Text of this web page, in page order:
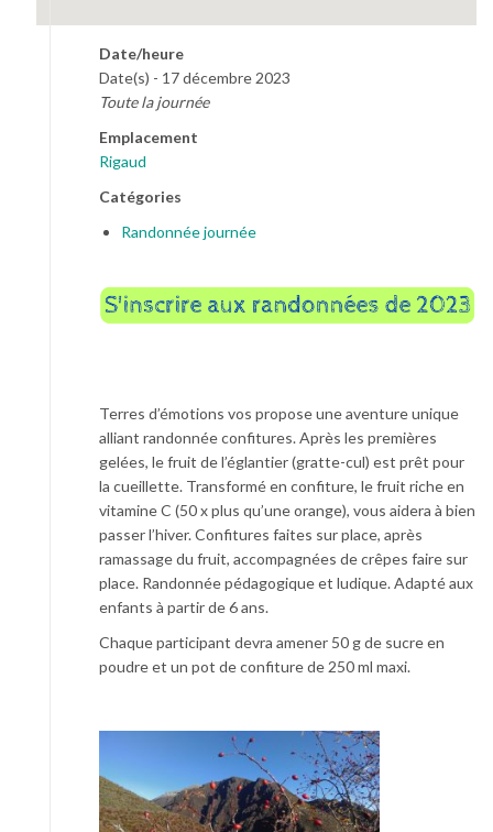
Date/heure
Date(s) - 17 décembre 2023
Toute la journée
Emplacement
Rigaud
Catégories
Randonnée journée
Terres d’émotions vos propose une aventure unique
alliant randonnée confitures. Après les premières
gelées, le fruit de l’églantier (gratte-cul) est prêt pour
la cueillette. Transformé en confiture, le fruit riche en
vitamine C (50 x plus qu’une orange), vous aidera à bien
passer l’hiver. Confitures faites sur place, après
ramassage du fruit, accompagnées de crêpes faire sur
place. Randonnée pédagogique et ludique. Adapté aux
enfants à partir de 6 ans.
Chaque participant devra amener 50 g de sucre en
poudre et un pot de confiture de 250 ml maxi.